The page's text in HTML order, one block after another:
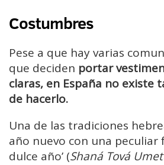
Costumbres
Pese a que hay varias
que deciden portar
claras, en España no existe
de hacerlo.
Una de las tradiciones
año nuevo con una peculiar
dulce año’ (Shaná Tová